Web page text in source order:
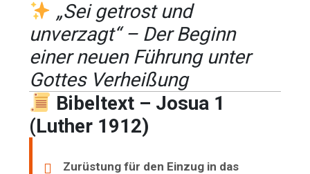
„Sei getrost und
unverzagt“ – Der Beginn
einer neuen Führung unter
Gottes Verheißung
Bibeltext – Josua 1
(Luther 1912)
Zurüstung für den Einzug in das